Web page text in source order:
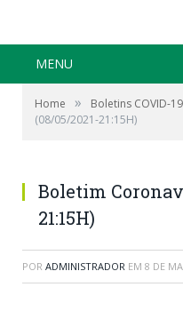
MENU
Home » Boletins COVID-19
(08/05/2021-21:15H)
Boletim
21:15H)
POR ADMINISTRADOR EM 8 DE